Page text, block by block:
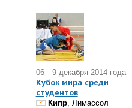
06—9 декабря 2014 года
Кубок мира среди
студентов
Кипр, Лимассол